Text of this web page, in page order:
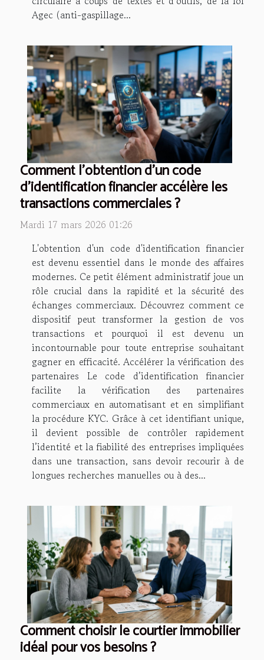
Agec (anti-gaspillage...
Comment l'obtention d'un code
d'identification financier accélère les
transactions commerciales ?
Mardi 17 mars 2026 01:26
L'obtention d'un code d'identification financier
est devenu essentiel dans le monde des affaires
modernes. Ce petit élément administratif joue un
rôle crucial dans la rapidité et la sécurité des
échanges commerciaux. Découvrez comment ce
dispositif peut transformer la gestion de vos
transactions et pourquoi il est devenu un
incontournable pour toute entreprise souhaitant
gagner en efficacité. Accélérer la vérification des
partenaires Le code d’identification financier
facilite la vérification des partenaires
commerciaux en automatisant et en simplifiant
la procédure KYC. Grâce à cet identifiant unique,
il devient possible de contrôler rapidement
l’identité et la fiabilité des entreprises impliquées
dans une transaction, sans devoir recourir à de
longues recherches manuelles ou à des...
Comment choisir le courtier immobilier
idéal pour vos besoins ?